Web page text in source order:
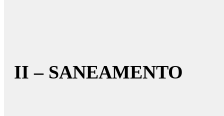
II – SANEAMENTO